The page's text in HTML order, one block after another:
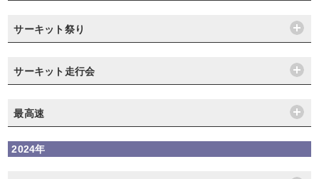
サーキット祭り
サーキット走行会
最高速
2024年